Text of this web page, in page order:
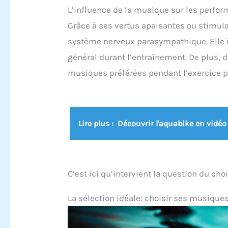
d'étanchéité IPX8, adapté
et à la plongée en
apnée.Le mode Bluetooth
n'est pas pris en charge
sous l'eau 【TECHNOLOGIE
OSSEUSE】: Les ecouteurs
conduction osseuse de
écouteurs
【LATEST BLUETOOTH 5.4】:
intégrée au casque,
améliore
considérablement la
vitesse de
L’influence de la musique sur les
Grâce à ses vertus apaisantes ou
système nerveux parasympathique.
général durant l’entraînement. De plus,
musiques préférées pendant l’exercice
Lire plus : Découvrir l'aquabike en vidéo
C’est ici qu’intervient la question du
La sélection idéale: choisir ses